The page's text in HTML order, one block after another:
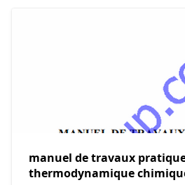
manuel de travaux
thermodynamique chimique